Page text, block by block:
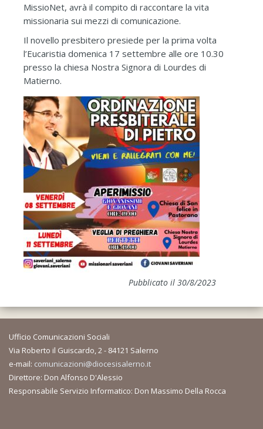
MissioNet, avrà il compito di raccontare la vita
missionaria sui mezzi di comunicazione.
Il novello presbitero presiede per la prima volta
l’Eucaristia domenica 17 settembre alle ore 10.30
presso la chiesa Nostra Signora di Lourdes di
Matierno.
Pubblicato il 30/8/2023
Ufficio Comunicazioni Sociali
Via Roberto il Guiscardo, 2 - 84121 Salerno
e-mail: comunicazioni@diocesisalerno.it
Direttore: Don Alfonso D'Alessio
Responsabile Servizio Informatico: Don Massimo Della Rocca